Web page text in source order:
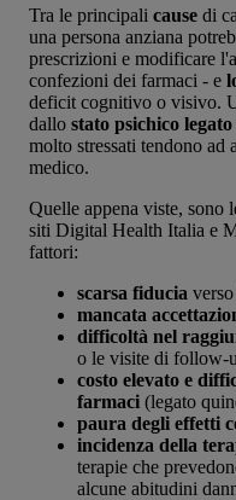
Tra le principali cause di
una persona anziana
prescrizioni e modificare
confezioni dei farmaci - e
deficit cognitivo o visivo.
dallo stato psichico
molto stressati tendono
medico.
Quelle appena viste, sono
siti Digital Health Italia e
fattori:
scarsa fiducia
mancata
difficoltà nel
o le visite di follow-
costo elevato e
farmaci (legato
paura degli effetti
incidenza della
terapie che
alcune abitudini